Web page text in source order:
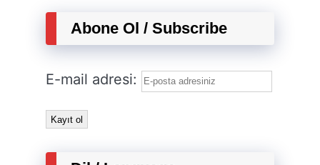
Abone Ol / Subscribe
E-mail adresi: